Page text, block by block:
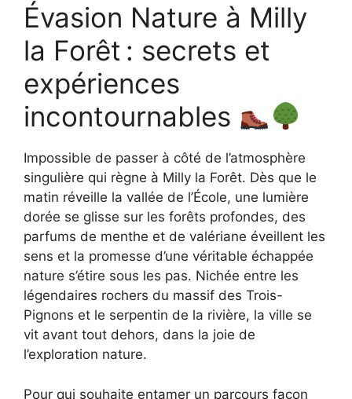
Évasion Nature à Milly
la Forêt : secrets et
expériences
incontournables
Impossible de passer à côté de l’atmosphère
singulière qui règne à Milly la Forêt. Dès que le
matin réveille la vallée de l’École, une lumière
dorée se glisse sur les forêts profondes, des
parfums de menthe et de valériane éveillent les
sens et la promesse d’une véritable échappée
nature s’étire sous les pas. Nichée entre les
légendaires rochers du massif des Trois-
Pignons et le serpentin de la rivière, la ville se
vit avant tout dehors, dans la joie de
l’exploration nature.
Pour qui souhaite entamer un parcours façon